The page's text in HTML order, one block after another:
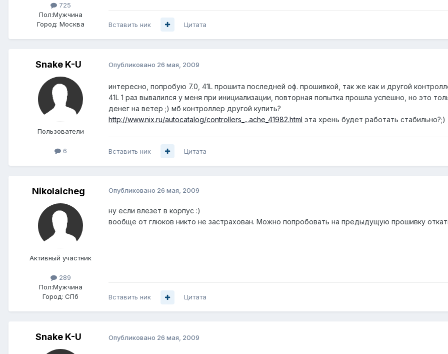
725
Пол:Мужчина
Город: Москва Вставить ник Цитата
Snake K-U
Пользователи
6
Опубликовано 26 мая, 2009
интересно, попробую 7.0, 41L прошита последней оф. прошивкой, так же как и другой
41L 1 раз вывалился у меня при инициализации, повторная попытка прошла успешно, но это
денег на ветер ;) мб контроллер другой купить?
http://www.nix.ru/autocatalog/controllers_...ache_41982.html эта хрень будет работать стабильно?;)
Вставить ник Цитата
Nikolaicheg
Активный участник
289
Пол:Мужчина
Город: СПб
Опубликовано 26 мая, 2009
ну если влезет в корпус :)
вообще от глюков никто не застрахован. Можно попробовать на предыдущую прошивку
Вставить ник Цитата
Snake K-U Опубликовано 26 мая, 2009